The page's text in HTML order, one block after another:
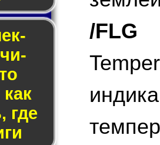
где
/FLG